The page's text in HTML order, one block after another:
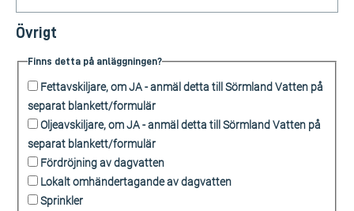
Övrigt
Finns detta på anläggningen?
Fettavskiljare, om JA - anmäl detta till Sörmland Vatten på
separat blankett/formulär
Oljeavskiljare, om JA - anmäl detta till Sörmland Vatten på
separat blankett/formulär
Fördröjning av dagvatten
Lokalt omhändertagande av dagvatten
Sprinkler